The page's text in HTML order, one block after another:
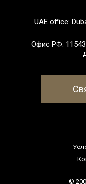
UAE office:
Офис РФ:
©